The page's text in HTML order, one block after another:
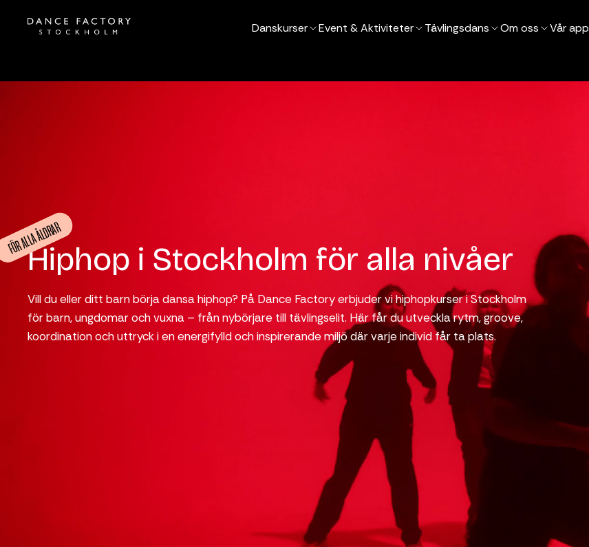
Danskurser Event & Aktiviteter Tävlingsdans Om oss Vår app
FÖR ALLA ÅLDRAR
Hiphop i Stockholm för alla nivåer
Vill du eller ditt barn börja dansa hiphop? På Dance Factory erbjuder vi hiphopkurser i Stockholm
för barn, ungdomar och vuxna – från nybörjare till tävlingselit. Här får du utveckla rytm, groove,
koordination och uttryck i en energifylld och inspirerande miljö där varje individ får ta plats.